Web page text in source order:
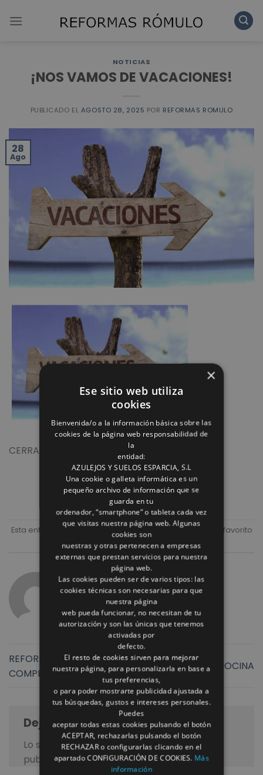
NOTICIAS
¡NOS VAMOS DE VACACIONES!
PUBLICADO EL AGOSTO 28, 2025 POR REFORMAS ROMULO
28
Ago
CERRADO DEL 29/08 AL 17/08
Esta entrada fue publicada en NOTICIAS
. Marque como favorito
Enlace permanente
REFORMAS ROMULO
REFORMA DE BAÑO
COMPLETO
REFORMA DE COCINA
Deja una respuesta
Lo siento, debes estarconectadopara
publicar un comentario.
×
Ese sitio web utiliza
cookies
Bienvenida/o a la información básica sobre las
cookies de la página web responsabilidad de
la
entidad:
AZULEJOS Y SUELOS ESPARCIA, S.L
Una cookie o galleta informática es un
pequeño archivo de información que se
guarda en tu
ordenador, “smartphone” o tableta cada vez
que visitas nuestra página web. Algunas
cookies son
nuestras y otras pertenecen a empresas
externas que prestan servicios para nuestra
página web.
Las cookies pueden ser de varios tipos: las
cookies técnicas son necesarias para que
nuestra página
web pueda funcionar, no necesitan de tu
autorización y son las únicas que tenemos
activadas por
defecto.
El resto de cookies sirven para mejorar
nuestra página, para personalizarla en base a
tus preferencias,
o para poder mostrarte publicidad ajustada a
tus búsquedas, gustos e intereses personales.
Puedes
aceptar todas estas cookies pulsando el botón
ACEPTAR, rechazarlas pulsando el botón
RECHAZAR o configurarlas clicando en el
apartado CONFIGURACIÓN DE COOKIES. Más
información